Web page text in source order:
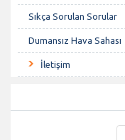
Sıkça Sorulan Sorular
Dumansız Hava Sahası
İletişim